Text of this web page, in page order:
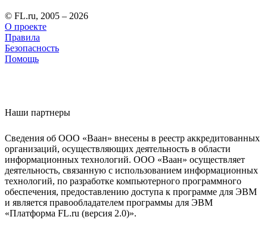
© FL.ru, 2005 – 2026
О проекте
Правила
Безопасность
Помощь
Наши партнеры
Сведения об ООО «Ваан» внесены в реестр аккредитованных
организаций, осуществляющих деятельность в области
информационных технологий. ООО «Ваан» осуществляет
деятельность, связанную с использованием информационных
технологий, по разработке компьютерного программного
обеспечения, предоставлению доступа к программе для ЭВМ
и является правообладателем программы для ЭВМ
«Платформа FL.ru (версия 2.0)».